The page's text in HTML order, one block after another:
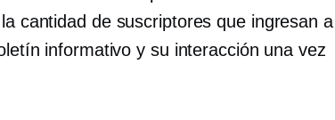
cantidad de suscriptores que ingresan a
informativo y su interacción una vez